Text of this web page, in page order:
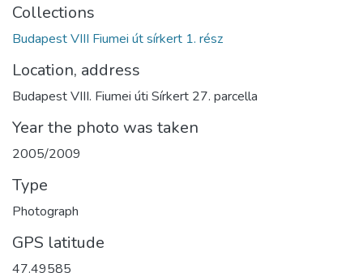
Collections
Budapest VIII Fiumei út sírkert 1. rész
Location, address
Budapest VIII. Fiumei úti Sírkert 27. parcella
Year the photo was taken
2005/2009
Type
Photograph
GPS latitude
47.49585